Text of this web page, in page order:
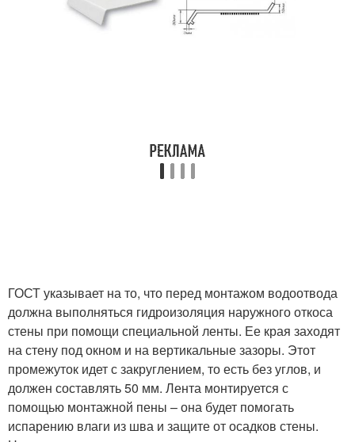
ГОСТ указывает на то, что перед монтажом водоотвода
должна выполняться гидроизоляция наружного откоса
стены при помощи специальной ленты. Ее края заходят
на стену под окном и на вертикальные зазоры. Этот
промежуток идет с закруглением, то есть без углов, и
должен составлять 50 мм. Лента монтируется с
помощью монтажной пены – она будет помогать
испарению влаги из шва и защите от осадков стены.